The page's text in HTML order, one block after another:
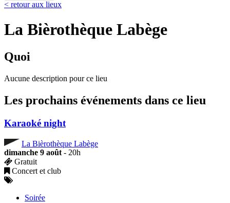
< retour aux lieux
La Bièrothèque Labège
Quoi
Aucune description pour ce lieu
Les prochains événements dans ce lieu
Karaoké night
La Bièrothèque Labège
dimanche 9 août- 20h
Gratuit
Concert et club
Soirée